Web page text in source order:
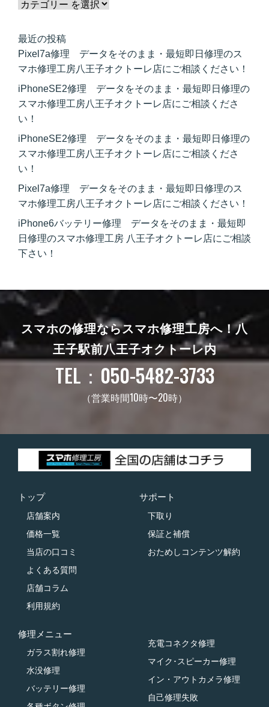
最近の投稿
Pixel7a修理 データをそのまま・最短即日修理のス
マホ修理工房八王子オクトーレ店にご相談ください！
iPhoneSE2修理 データをそのまま・最短即日修理の
スマホ修理工房八王子オクトーレ店にご相談くださ
い！
iPhoneSE2修理 データをそのまま・最短即日修理の
スマホ修理工房八王子オクトーレ店にご相談くださ
い！
Pixel7a修理 データをそのまま・最短即日修理のス
マホ修理工房八王子オクトーレ店にご相談ください！
iPhone6バッテリー修理 データをそのまま・最短即
日修理のスマホ修理工房 八王子オクトーレ店にご相談
下さい！
スマホの修理ならスマホ修理工房へ！八
王子駅前八王子オクトーレ内
TEL：050-5482-3733
（営業時間10時〜20時）
トップ
店舗案内
価格一覧
当店の口コミ
よくある質問
店舗コラム
利用規約
サポート
下取り
保証と補償
おためしコンテンツ解約
修理メニュー
ガラス割れ修理
水没修理
バッテリー修理
充電コネクタ修理
マイク･スピーカー修理
イン・アウトカメラ修理
自己修理失敗